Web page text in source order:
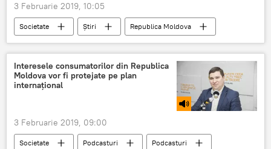
3 Februarie 2019, 10:05
Societate Știri
Republica Moldova
populari
moldoveni instagram
Interesele consumatorilor din Republica
Moldova vor fi protejate pe plan
internațional
3 Februarie 2019, 09:00
Societate Podcasturi
Podcasturi